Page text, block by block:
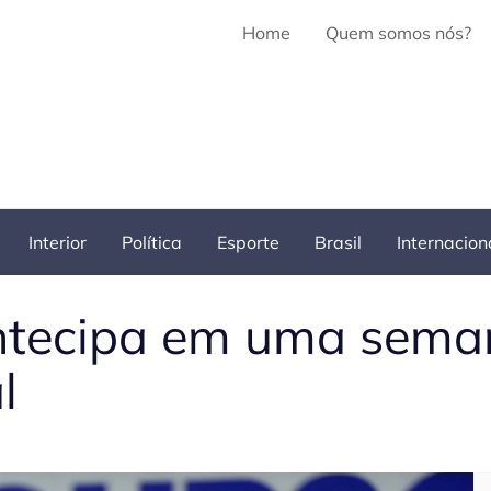
Home Quem somos nós?
Interior Política Esporte Brasil
em uma